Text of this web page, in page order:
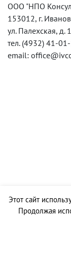
ООО "НПО
153012, г.
ул. Палехская, д.
тел. (4932) 41-
email:
Этот сайт
Продолжая